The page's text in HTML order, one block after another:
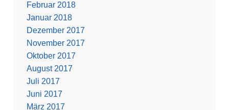
Februar 2018
Januar 2018
Dezember 2017
November 2017
Oktober 2017
August 2017
Juli 2017
Juni 2017
März 2017